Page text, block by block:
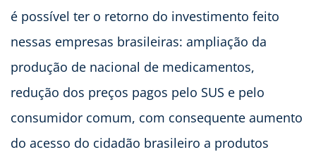
é possível ter o retorno do investimento feito
nessas empresas brasileiras: ampliação da
produção de nacional de medicamentos,
redução dos preços pagos pelo SUS e pelo
consumidor comum, com consequente aumento
do acesso do cidadão brasileiro a produtos